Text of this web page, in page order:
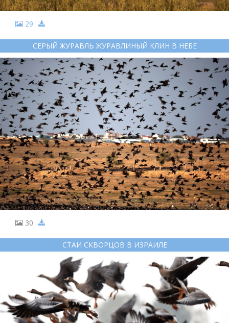
29
СЕРЫЙ ЖУРАВЛЬ ЖУРАВЛИНЫЙ КЛИН В НЕБЕ
30
СТАИ СКВОРЦОВ В ИЗРАИЛЕ